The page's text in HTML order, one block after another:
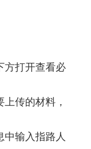
方打开查看必
传的材料，
输入指路人